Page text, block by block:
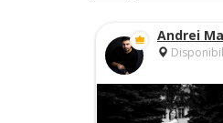
Andrei